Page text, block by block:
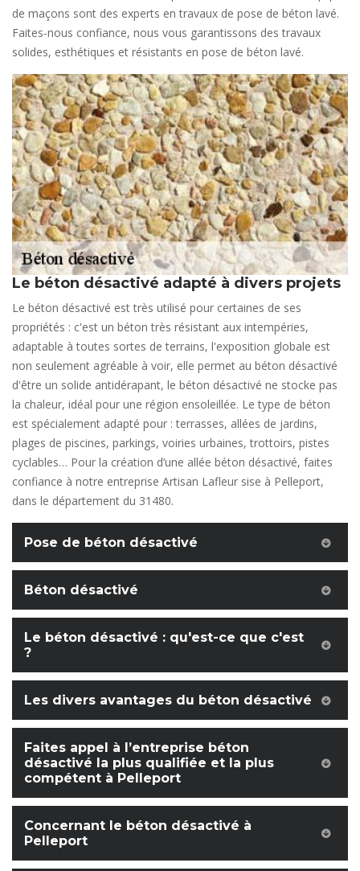
de maçons sont des experts en travaux de pose de béton lavé.
Faites-nous confiance, nous vous garantissons des travaux
solides, esthétiques et résistants en pose de béton lavé.
Le béton désactivé adapté à divers projets
Le béton désactivé est très utilisé pour certaines de ses
propriétés : c'est un béton très résistant aux intempéries,
adaptable à toutes sortes de terrains, l'exposition globale est
non seulement agréable à voir, elle permet au béton désactivé
d'être un solide antidérapant, le béton désactivé ne stocke pas
la chaleur, idéal pour une région ensoleillée. Le type de béton
est spécialement adapté pour : terrasses, allées de jardins,
plages de piscines, parkings, voiries urbaines, trottoirs, pistes
cyclables… Pour la création d’une allée béton désactivé, faites
confiance à notre entreprise Artisan Lafleur sise à Pelleport,
dans le département du 31480.
Pose de béton désactivé
Béton désactivé
Le béton désactivé : qu'est-ce que c'est
?
Les divers avantages du béton désactivé
Faites appel à l’entreprise béton
désactivé la plus qualifiée et la plus
compétent à Pelleport
Concernant le béton désactivé à
Pelleport